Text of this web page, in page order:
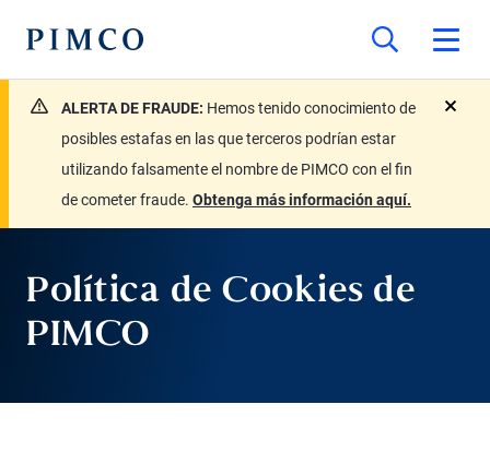
ALERTA DE FRAUDE: Hemos tenido conocimiento de
posibles estafas en las que terceros podrían estar
utilizando falsamente el nombre de PIMCO con el fin
de cometer fraude. Obtenga más información aquí.
Política de Cookies de
PIMCO